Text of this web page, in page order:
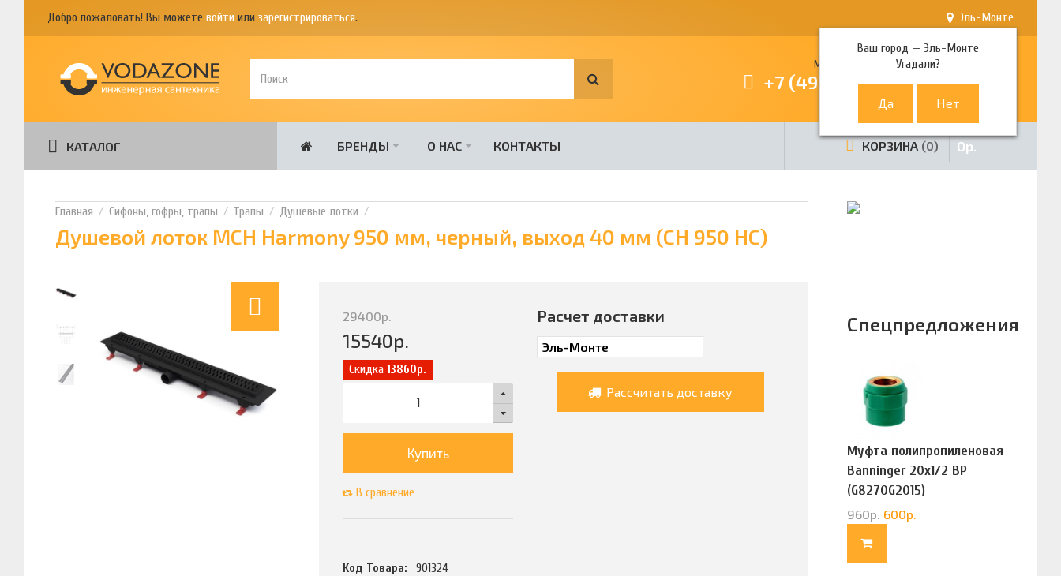
Добро пожаловать! Вы можете войти или зарегистрироваться. Эль-Монте
Ваш город —Эль-Монте
Угадали?
Многоканальный телефон
+7 (499) 380-80-80
КАТАЛОГ БРЕНДЫ О НАС КОНТАКТЫ КОРЗИНА 0 0р.
Сифоны, гофры, трапы Трапы Душевые лотки
Душевой лоток MCH Harmony 950 мм, черный, выход 40 мм (CH 950 HC)
29400р.
15540р.
Скидка13860р.
Купить
В сравнение
Код Товара:
901324
Расчет доставки
Рассчитать доставку
Спецпредложения
Муфта полипропиленовая
Banninger 20х1/2 ВР
(G8270G2015)
960р. 600р.